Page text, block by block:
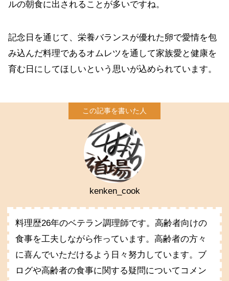
ルの朝食に出されることが多いですね。
記念日を通じて、栄養バランスが優れた卵で愛情を包
み込んだ料理であるオムレツを通して家族愛と健康を
育む日にしてほしいという思いが込められています。
kenken_cook
料理歴26年のベテラン調理師です。高齢者向けの
食事を工夫しながら作っています。高齢者の方々
に喜んでいただけるよう日々努力しています。ブ
ログや高齢者の食事に関する疑問についてコメン